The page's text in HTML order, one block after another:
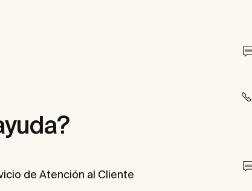
de Atención al Cliente